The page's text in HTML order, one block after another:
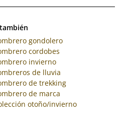
gondolero
cordobes
invierno
de lluvia
de trekking
de marca
otoño/invierno